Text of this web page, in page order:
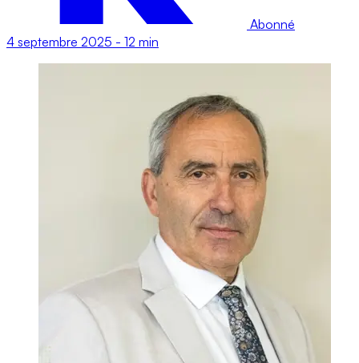
Abonné
4 septembre 2025 - 12 min